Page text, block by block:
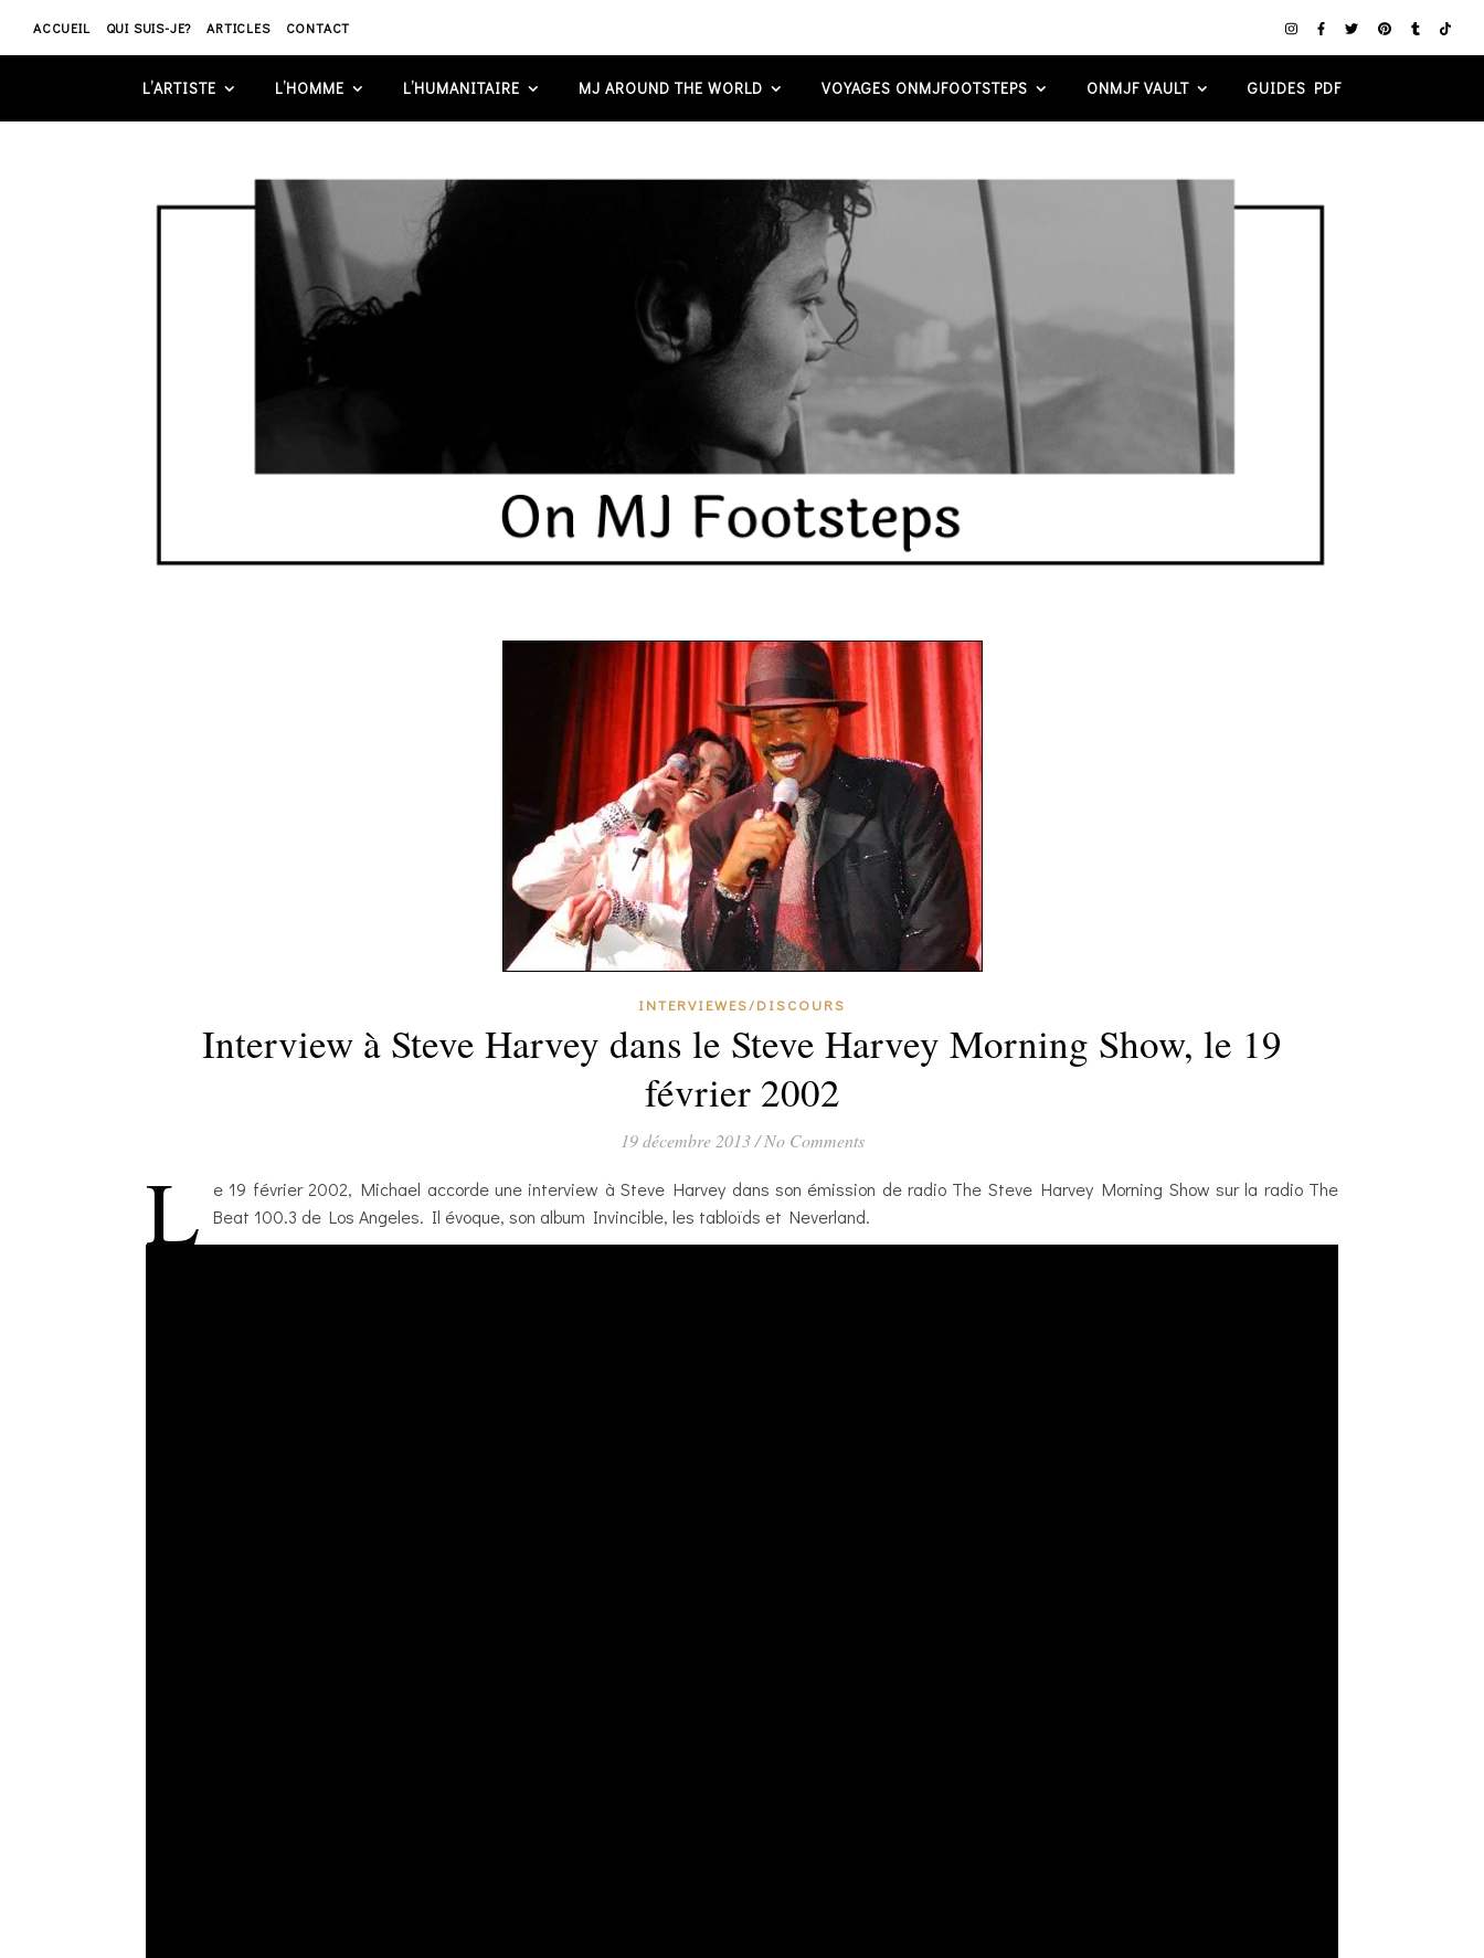
ACCUEIL QUI SUIS-JE? ARTICLES CONTACT
L’ARTISTE L’HOMME L’HUMANITAIRE MJ AROUND THE WORLD VOYAGES ONMJFOOTSTEPS ONMJF VAULT GUIDES PDF
INTERVIEWES/DISCOURS
Interview à Steve Harvey dans le Steve Harvey Morning Show, le 19
février 2002
19 décembre 2013 / No Comments
L
e 19 février 2002, Michael accorde une interview à Steve Harvey dans son émission de radio The Steve Harvey Morning Show sur la radio The
Beat 100.3 de Los Angeles. Il évoque, son album Invincible, les tabloïds et Neverland.